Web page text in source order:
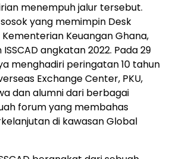
menempuh jalur tersebut.
yang memimpin Desk
Keuangan Ghana,
angkatan 2022. Pada 29
menghadiri peringatan 10 tahun
Exchange Center, PKU,
dan alumni dari berbagai
forum yang membahas
di kawasan Global